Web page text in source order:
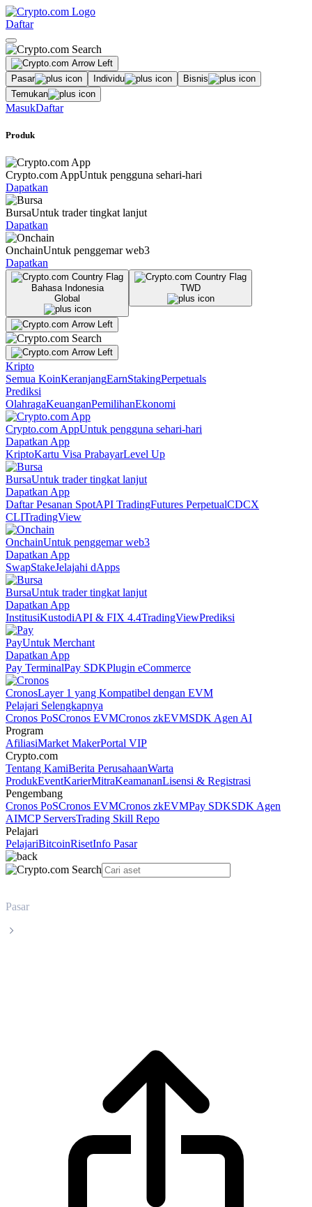
Daftar
Pasar Individu
Bisnis
Temukan
MasukDaftar
Produk
Crypto.com AppUntuk pengguna sehari-hari
Dapatkan
BursaUntuk trader tingkat lanjut
Dapatkan
OnchainUntuk penggemar web3
Dapatkan
Bahasa Indonesia
Global
TWD
Kripto
Semua KoinKeranjangEarnStakingPerpetuals
Prediksi
OlahragaKeuanganPemilihanEkonomi
Crypto.com AppUntuk pengguna sehari-hari
Dapatkan App
KriptoKartu Visa PrabayarLevel Up
BursaUntuk trader tingkat lanjut
Dapatkan App
Daftar Pesanan SpotAPI TradingFutures PerpetualCDCX
CLITradingView
OnchainUntuk penggemar web3
Dapatkan App
SwapStakeJelajahi dApps
BursaUntuk trader tingkat lanjut
Dapatkan App
InstitusiKustodiAPI & FIX 4.4TradingViewPrediksi
PayUntuk Merchant
Dapatkan App
Pay TerminalPay SDKPlugin eCommerce
CronosLayer 1 yang Kompatibel dengan EVM
Pelajari Selengkapnya
Cronos PoSCronos EVMCronos zkEVMSDK Agen AI
Program
AfiliasiMarket MakerPortal VIP
Crypto.com
Tentang KamiBerita PerusahaanWarta
ProdukEventKarierMitraKeamananLisensi & Registrasi
Pengembang
Cronos PoSCronos EVMCronos zkEVMPay SDKSDK Agen
AIMCP ServersTrading Skill Repo
Pelajari
PelajariBitcoinRisetInfo Pasar
Pasar